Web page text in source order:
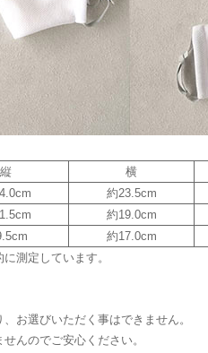
縦
横
約23.5cm
約19.0cm
約17.0cm
測定しています。
お選びいただく事はできません。
んのでご安心ください。